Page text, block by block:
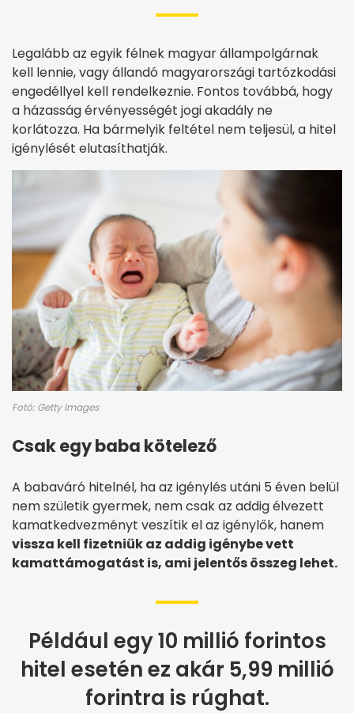
Legalább az egyik félnek magyar állampolgárnak
kell lennie, vagy állandó magyarországi tartózkodási
engedéllyel kell rendelkeznie. Fontos továbbá, hogy
a házasság érvényességét jogi akadály ne
korlátozza. Ha bármelyik feltétel nem teljesül, a hitel
igénylését elutasíthatják.
Fotó: Getty Images
Csak egy baba kötelező
A babaváró hitelnél, ha az igénylés utáni 5 éven belül
nem születik gyermek, nem csak az addig élvezett
kamatkedvezményt veszítik el az igénylők, hanem
vissza kell fizetniük az addig igénybe vett
kamattámogatást is, ami jelentős összeg lehet.
Például egy 10 millió forintos
hitel esetén ez akár 5,99 millió
forintra is rúghat.